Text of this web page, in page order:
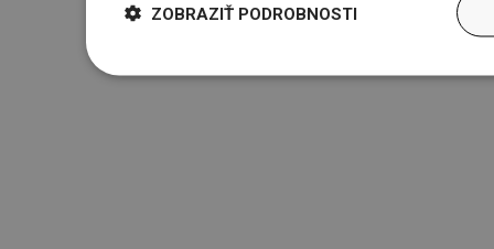
ZOBRAZIŤ PODROBNOSTI